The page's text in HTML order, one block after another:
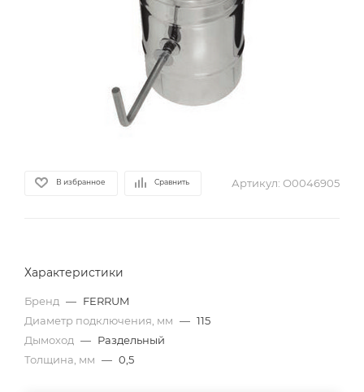
В избранное Сравнить Артикул: О0046905
Характеристики
Бренд — FERRUM
Диаметр подключения, мм — 115
Дымоход — Раздельный
Толщина, мм — 0,5